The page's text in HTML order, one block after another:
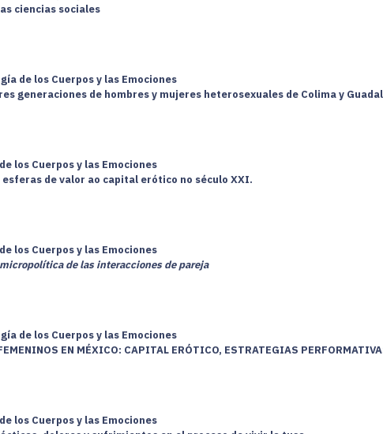
ciencias sociales
de los Cuerpos y las Emociones
generaciones de hombres y mujeres heterosexuales de Colima y
los Cuerpos y las Emociones
de valor ao capital erótico no século XXI.
los Cuerpos y las Emociones
de las interacciones de pareja
de los Cuerpos y las Emociones
EN MÉXICO: CAPITAL ERÓTICO, ESTRATEGIAS
los Cuerpos y las Emociones